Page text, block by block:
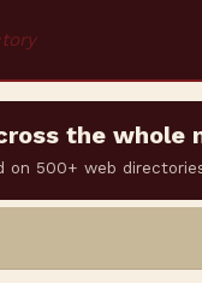
the
on 500+ web